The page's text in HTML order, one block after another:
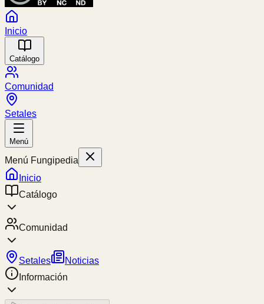
Inicio
Catálogo
Comunidad
Setales
Menú
Menú Fungipedia
Inicio
Catálogo
Comunidad
Setales
Noticias
Información